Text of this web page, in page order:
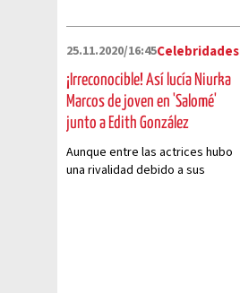
25.11.2020/16:45Celebridades
¡Irreconocible! Así lucía Niurka
Marcos de joven en 'Salomé'
junto a Edith González
Aunque entre las actrices hubo
una rivalidad debido a sus